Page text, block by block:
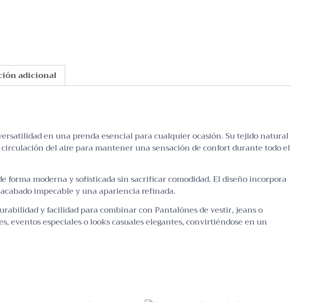
adicional
en una prenda esencial para cualquier ocasión. Su tejido natural
del aire para mantener una sensación de confort durante todo el
moderna y sofisticada sin sacrificar comodidad. El diseño incorpora
impecable y una apariencia refinada.
y facilidad para combinar con Pantalónes de vestir, jeans o
eventos especiales o looks casuales elegantes, convirtiéndose en un